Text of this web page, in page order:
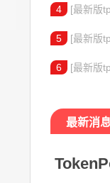
4 [最新版
5 [最新版
6 [最新版
最新消